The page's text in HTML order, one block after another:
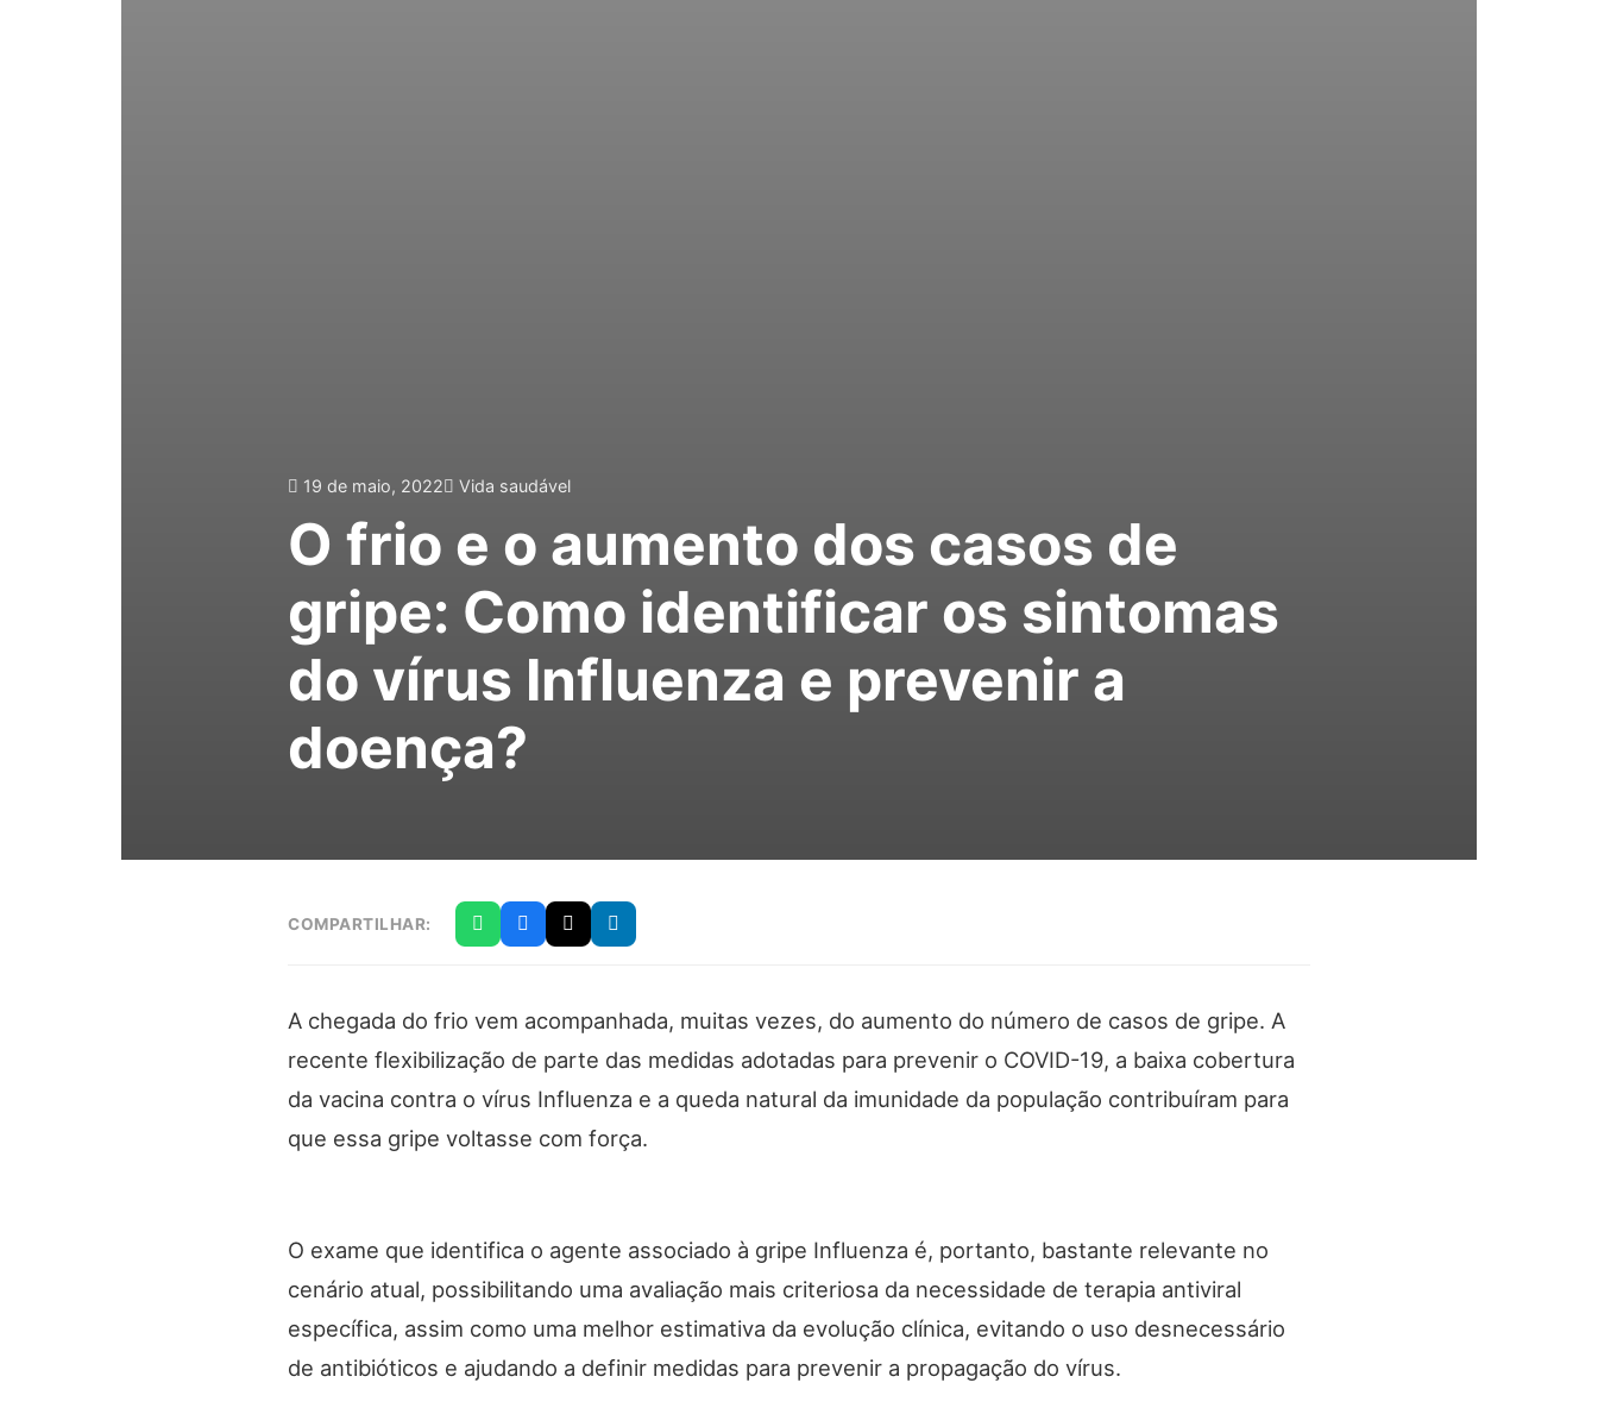
19 de maio, 2022 Vida saudável
O frio e o aumento dos casos de
gripe: Como identificar os sintomas
do vírus Influenza e prevenir a
doença?
COMPARTILHAR:
A chegada do frio vem acompanhada, muitas vezes, do aumento do número de casos de gripe. A
recente flexibilização de parte das medidas adotadas para prevenir o COVID-19, a baixa cobertura
da vacina contra o vírus Influenza e a queda natural da imunidade da população contribuíram para
que essa gripe voltasse com força.
O exame que identifica o agente associado à gripe Influenza é, portanto, bastante relevante no
cenário atual, possibilitando uma avaliação mais criteriosa da necessidade de terapia antiviral
específica, assim como uma melhor estimativa da evolução clínica, evitando o uso desnecessário
de antibióticos e ajudando a definir medidas para prevenir a propagação do vírus.